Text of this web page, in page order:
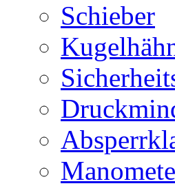
Schieber